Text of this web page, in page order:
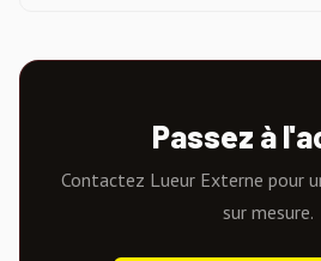
Passez à
Contactez Lueur Externe pour
sur mesure.